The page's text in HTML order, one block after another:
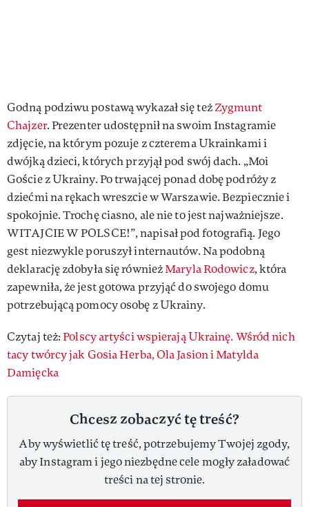
Godną podziwu postawą wykazał się teżZygmunt
Chajzer. Prezenter udostępnił na swoim Instagramie
zdjęcie, na którym pozuje z czterema Ukrainkami i
dwójką dzieci, których przyjął pod swój dach. „Moi
Goście z Ukrainy. Po trwającej ponad dobę podróży z
dziećmi na rękach wreszcie w Warszawie. Bezpiecznie i
spokojnie. Trochę ciasno, ale nie to jest najważniejsze.
WITAJCIE W POLSCE!”, napisał pod fotografią. Jego
gest niezwykle poruszył internautów. Na podobną
deklarację zdobyła się równieżMaryla Rodowicz, która
zapewniła, że jest gotowa przyjąć do swojego domu
potrzebującą pomocy osobę z Ukrainy.
Czytaj też:Polscy artyści wspierają Ukrainę. Wśród nich
tacy twórcy jak Gosia Herba, Ola Jasion i Matylda
Damięcka
Chcesz zobaczyć tę treść?
Aby wyświetlić tę treść, potrzebujemy Twojej zgody,
aby Instagram i jego niezbędne cele mogły załadować
treści na tej stronie.